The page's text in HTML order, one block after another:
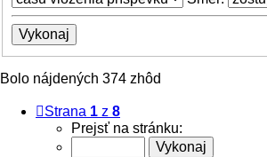
Bolo nájdených 374 zhôd
Strana 1 z 8
Prejsť na stránku: